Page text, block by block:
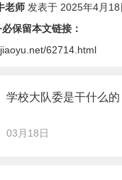
老师发表于 2025年4月18
保留本文链接：
62714.html
学校大队委是干什么的
03月18日